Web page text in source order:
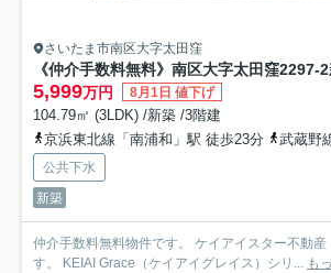
さいたま市南区大字太田窪
5,999万円 8月1日 値下げ
104.79㎡ (3LDK) /新築 /3階建
京浜東北線「南浦和」駅 徒歩23分
武蔵野線
公共下水
新築
仲介手数料無料物件です。 ケイアイスター不動
す。 ‎KEIAI Grace（ケイアイグレイス）シリ... も